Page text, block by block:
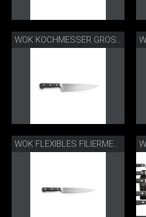
WOK KOCHMESSER GROSS
WOK FLEXIBLES FILIERMESSER